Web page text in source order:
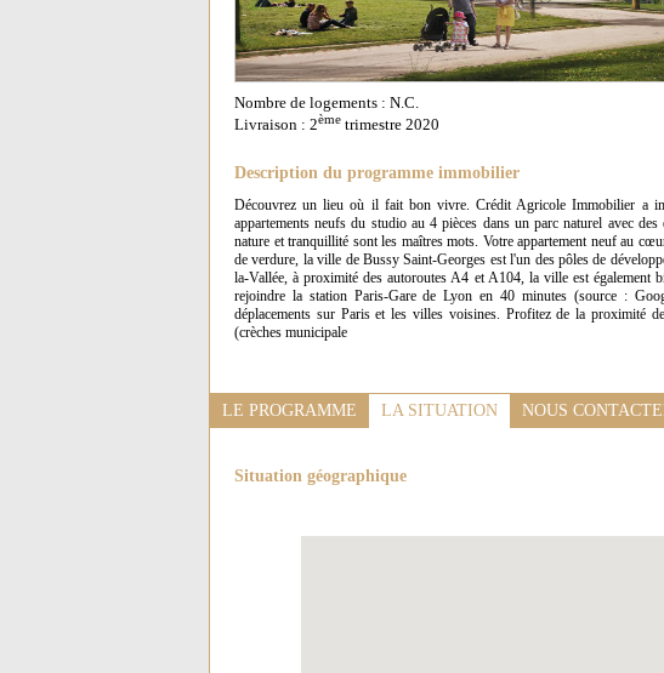
Nombre de logements : N.C.
Livraison : 2ème trimestre 2020
Description du programme immobilier
Découvrez un lieu où il fait bon vivre. Crédit Agricole Immobilier a
appartements neufs du studio au 4 pièces dans un parc naturel avec
nature et tranquillité sont les maîtres mots. Votre appartement neuf au
de verdure, la ville de Bussy Saint-Georges est l'un des pôles de
la-Vallée, à proximité des autoroutes A4 et A104, la ville est également
rejoindre la station Paris-Gare de Lyon en 40 minutes (source :
déplacements sur Paris et les villes voisines. Profitez de la proximité
(crèches municipale
LE PROGRAMME LA SITUATION NOUS
Situation géographique